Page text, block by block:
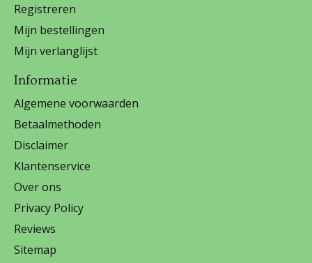
Registreren
Mijn bestellingen
Mijn verlanglijst
Informatie
Algemene voorwaarden
Betaalmethoden
Disclaimer
Klantenservice
Over ons
Privacy Policy
Reviews
Sitemap